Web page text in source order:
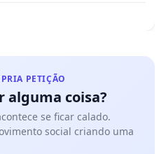
PETIÇÃO
alguma coisa?
se ficar calado.
social criando uma